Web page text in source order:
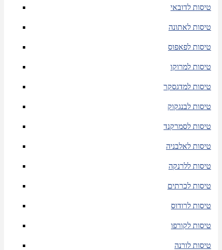
טיסות לדובאי
טיסות לאתונה
טיסות לפאפוס
טיסות למרוקו
טיסות למדגסקר
טיסות לבנגקוק
טיסות לסמרקנד
טיסות לאלבניה
טיסות ללרנקה
טיסות לכרתים
טיסות לרודוס
טיסות לקורפו
טיסות לורנה